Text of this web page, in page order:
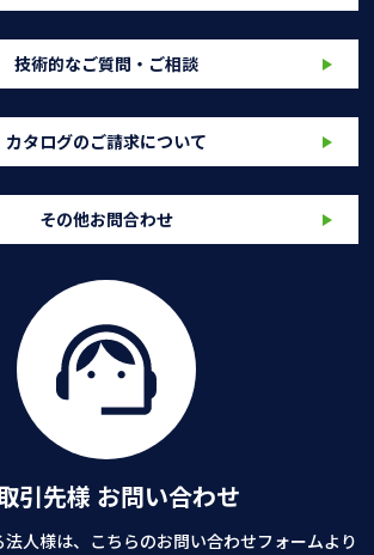
技術的なご質問・ご相談
カタログのご請求について
その他お問合わせ
引先様 お問い合わせ
人様は、こちらのお問い合わせフォームより